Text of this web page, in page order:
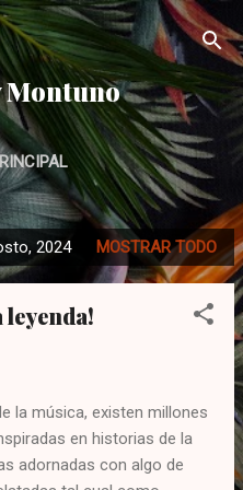
principal
Montuno
2024 MOSTRAR TODO
leyenda!
la música, existen millones
en historias de la
adornadas con algo de